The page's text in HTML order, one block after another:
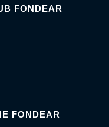
FONDEAR
FONDEAR